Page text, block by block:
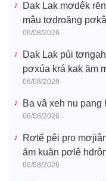
Dak Lak mơdêk
mâu tơdroăng
06/08/2026
Dak Lak púi
pơxúa krá kak ăm
06/08/2026
Ba vâ xeh nu pang
06/08/2026
Rơtế pêi pro
ăm kuăn pơlê
06/08/2026